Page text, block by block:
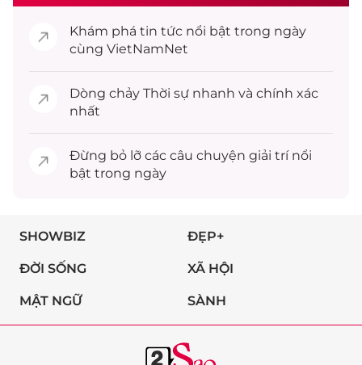
Khám phá tin tức nổi bật trong ngày
cùng VietNamNet
Dòng chảy Thời sự nhanh và chính xác
nhất
Đừng bỏ lỡ các câu chuyện giải trínổi
bật trong ngày
SHOWBIZ ĐẸP+
ĐỜI SỐNG XÃ HỘI
MẬT NGỮ SÀNH